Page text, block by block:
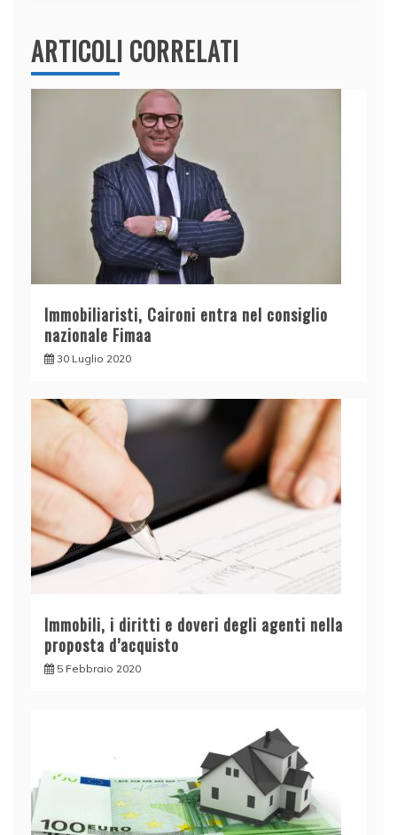
ARTICOLI CORRELATI
Immobiliaristi, Caironi entra nel consiglio
nazionale Fimaa
30 Luglio 2020
Immobili, i diritti e doveri degli agenti nella
proposta d’acquisto
5 Febbraio 2020